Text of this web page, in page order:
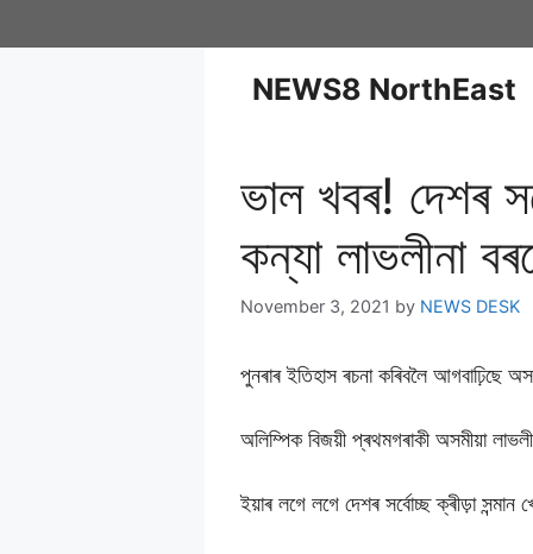
NEWS8 NorthEast
ভাল খবৰ! দেশৰ
কন্যা লাভলীনা
November 3, 2021 by NEWS DESK
পুনৰাৰ ইতিহাস ৰচনা কৰিবলৈ আগবাঢ়িছে
অলিম্পিক বিজয়ী প্ৰথমগৰাকী অসমীয়া
ইয়াৰ লগে লগে দেশৰ সৰ্বোচ্ছ ক্ৰীড়া